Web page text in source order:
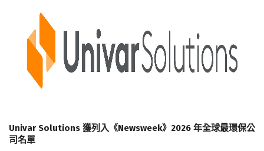
Univar Solutions 獲列入《Newsweek》2026 年全球最環保公
司名單